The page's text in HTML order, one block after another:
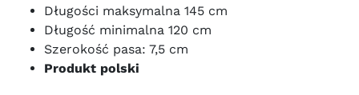
Długości maksymalna 145 cm
Długość minimalna 120 cm
Szerokość pasa: 7,5 cm
Produkt polski